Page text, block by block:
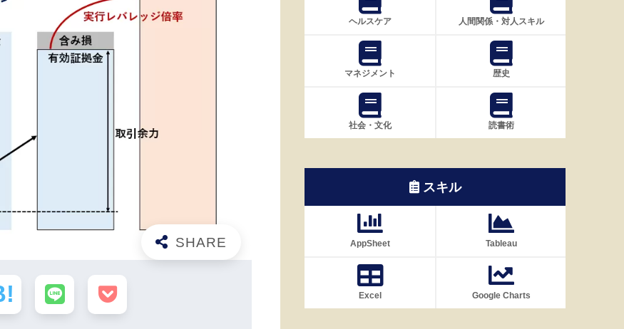
ヘルスケア 人間関係・対人スキル
マネジメント 歴史
社会・文化 読書術
スキル
AppSheet Tableau
Excel Google Charts